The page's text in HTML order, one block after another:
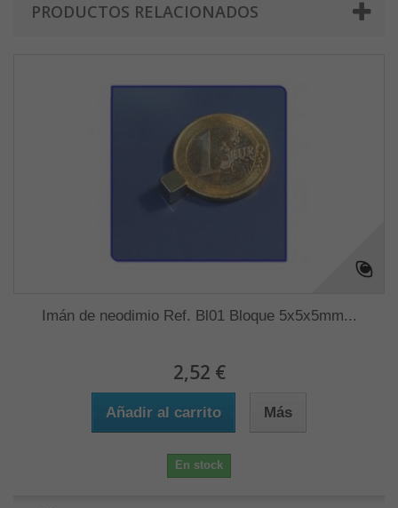
PRODUCTOS RELACIONADOS
Imán de neodimio Ref. Bl01 Bloque 5x5x5mm...
2,52 €
Añadir al carrito Más
En stock